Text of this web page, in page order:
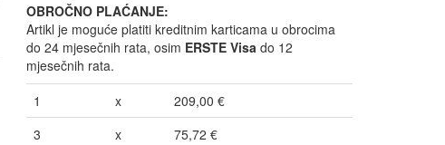
OBROČNO PLAĆANJE:
Artikl je moguće platiti kreditnim karticama u obrocima
do 24 mjesečnih rata, osim ERSTE Visa do 12
mjesečnih rata.
1
x
209,00 €
3
x
75,72 €